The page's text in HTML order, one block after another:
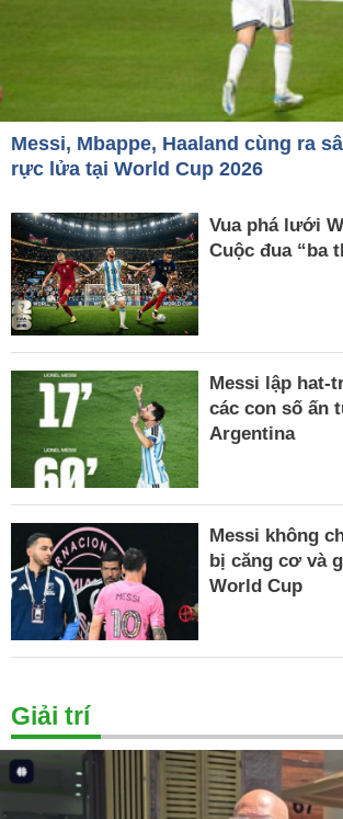
Messi, Mbappe, Haaland cùng ra
rực lửa tại World Cup 2026
Vua phá lưới
Cuộc đua “ba
Messi lập hat-
các con số ấn
Argentina
Messi không
bị căng cơ và
World Cup
Giải trí